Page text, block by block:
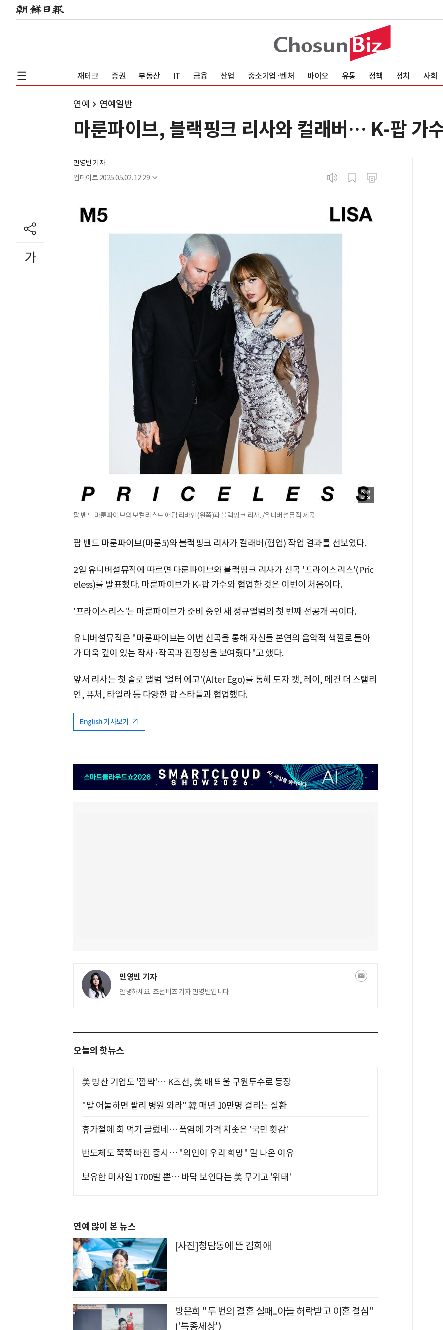
재테크 증권 부동산 IT 금융 산업 중소기업·벤처 바이오 유통 정책 정치 사회
연예 연예일반
마룬파이브, 블랙핑크 리사와 컬래버… K-팝 가
민영빈 기자
업데이트 2025.05.02. 12:29
팝 밴드 마룬파이브의 보컬리스트 애덤 리바인(왼쪽)과 블랙핑크 리사. /유니버설뮤직 제공
팝 밴드 마룬파이브(마룬5)와 블랙핑크 리사가 컬래버(협업) 작업 결과를 선보였다.
2일 유니버설뮤직에 따르면 마룬파이브와 블랙핑크 리사가 신곡 '프라이스리스'(Pric
eless)를 발표했다. 마룬파이브가 K-팝 가수와 협업한 것은 이번이 처음이다.
'프라이스리스'는 마룬파이브가 준비 중인 새 정규앨범의 첫 번째 선공개 곡이다.
유니버설뮤직은 "마룬파이브는 이번 신곡을 통해 자신들 본연의 음악적 색깔로 돌아
가 더욱 깊이 있는 작사·작곡과 진정성을 보여줬다"고 했다.
앞서 리사는 첫 솔로 앨범 '얼터 에고'(Alter Ego)를 통해 도자 캣, 레이, 메건 더 스탤리
언, 퓨처, 타일라 등 다양한 팝 스타들과 협업했다.
English 기사보기
민영빈 기자
안녕하세요. 조선비즈 기자 민영빈입니다.
오늘의 핫뉴스
美 방산 기업도 '깜짝'… K조선, 美 배 띄울 구원투수로 등장
"말 어눌하면 빨리 병원 와라" 韓 매년 10만명 걸리는 질환
휴가철에 회 먹기 글렀네… 폭염에 가격 치솟은 '국민 횟감'
반도체도 쭉쭉 빠진 증시… "외인이 우리 희망" 말 나온 이유
보유한 미사일 1700발 뿐… 바닥 보인다는 美 무기고 '위태'
연예 많이 본 뉴스
[사진]청담동에 뜬 김희애
방은희 "두 번의 결혼 실패..아들 허락받고 이혼 결심"
('특종세상')